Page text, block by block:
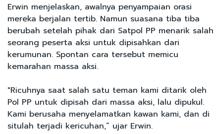
Erwin menjelaskan, awalnya penyampaian orasi
mereka berjalan tertib. Namun suasana tiba tiba
berubah setelah pihak dari Satpol PP menarik salah
seorang peserta aksi untuk dipisahkan dari
kerumunan. Spontan cara tersebut memicu
kemarahan massa aksi.
"Ricuhnya saat salah satu teman kami ditarik oleh
Pol PP untuk dipisah dari massa aksi, lalu dipukul.
Kami berusaha menyelamatkan kawan kami, dan di
situlah terjadi kericuhan,” ujar Erwin.